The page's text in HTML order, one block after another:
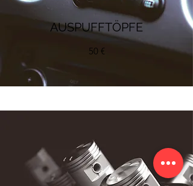
AUSPUFFTÖPFE
50 €